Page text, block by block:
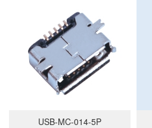
USB-MC-014-5P